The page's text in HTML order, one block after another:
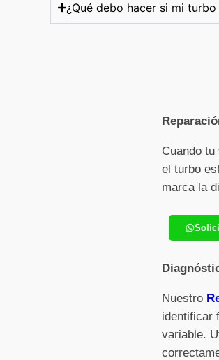
¿Qué debo hacer si mi
Cuando
el turbo
marca la
Nuestro
identificar
variable.